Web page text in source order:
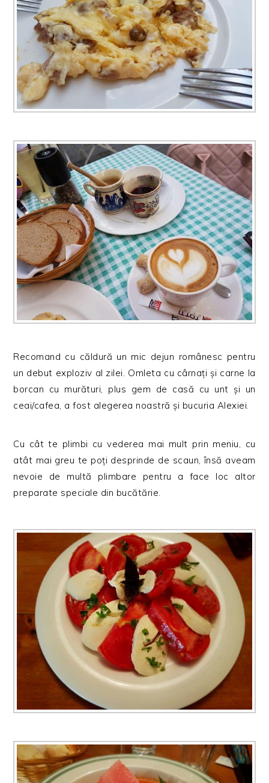
Recomand cu căldură un mic dejun românesc pentru
un debut exploziv al zilei. Omleta cu cârnați și carne la
borcan cu murături, plus gem de casă cu unt și un
ceai/cafea, a fost alegerea noastră și bucuria Alexiei.
Cu cât te plimbi cu vederea mai mult prin meniu, cu
atât mai greu te poți desprinde de scaun, însă aveam
nevoie de multă plimbare pentru a face loc altor
preparate speciale din bucătărie.